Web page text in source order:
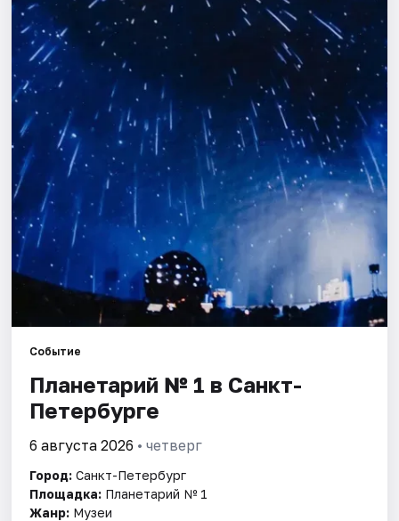
Города
Площадки
Артисты
Рейтинги
Событие
Планетарий № 1 в Санкт-
Петербурге
6 августа 2026 • четверг
Город: Санкт-Петербург
Площадка: Планетарий № 1
Жанр: Музеи